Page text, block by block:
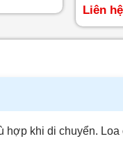
Được
xếp
hạng
Liên hệ
hợp khi di chuyển.